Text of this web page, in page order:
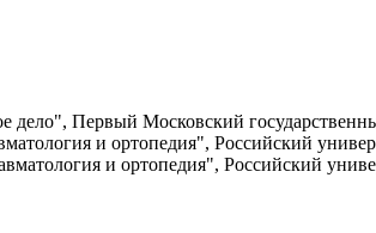
дело", Первый Московский
и ортопедия", Российский
и ортопедия", Российский